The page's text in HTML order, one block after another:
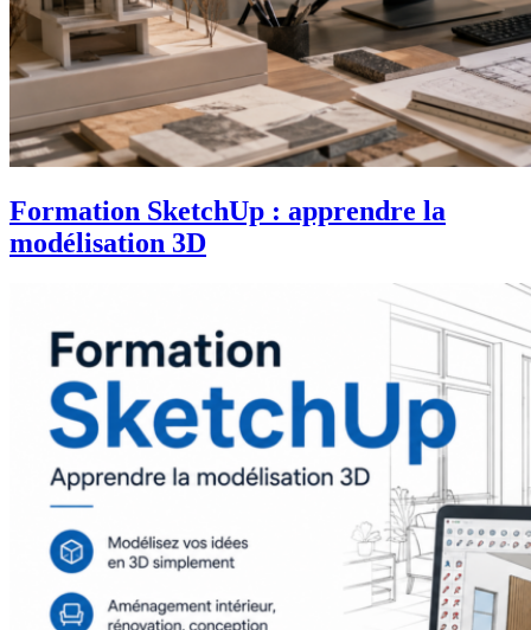
Formation SketchUp : apprendre la
modélisation 3D